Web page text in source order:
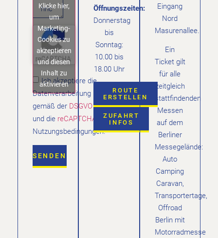
Klicke hier,
um
Marketing-
Cookies zu
akzeptieren
und diesen
Inhalt zu
aktivieren
Ich akzeptiere die
Datenverarbeitung
gemäß derDSGVO
und die reCAPTCHA
Nutzungsbedingungen.
SENDEN
Öffnungszeiten:
Donnerstag
bis
Sonntag:
10.00 bis
18.00 Uhr
ROUTE
ERSTELLEN
ZUFAHRT
INFOS
Eingang
Nord
Masurenallee.
Ein
Ticket gilt
für alle
zeitgleich
stattfindenden
Messen
auf dem
Berliner
Messegelände:
Auto
Camping
Caravan,
Transportertage,
Offroad
Berlin mit
Motorradmesse